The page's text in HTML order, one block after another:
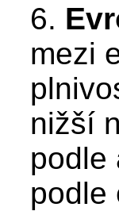
6.
mezi
nižší
podle
podle